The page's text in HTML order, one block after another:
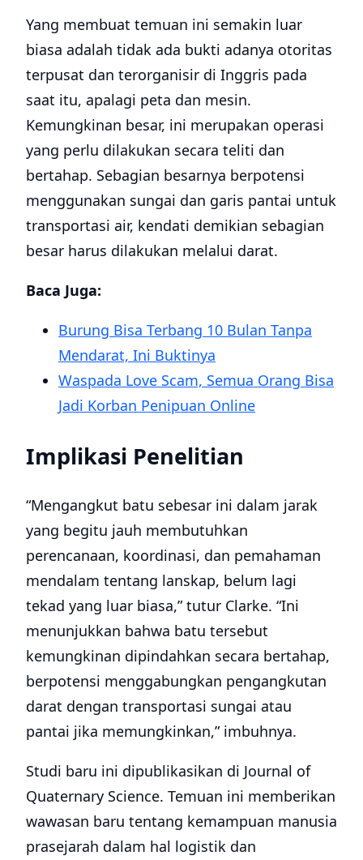
Yang membuat temuan ini semakin luar
biasa adalah tidak ada bukti adanya otoritas
terpusat dan terorganisir di Inggris pada
saat itu, apalagi peta dan mesin.
Kemungkinan besar, ini merupakan operasi
yang perlu dilakukan secara teliti dan
bertahap. Sebagian besarnya berpotensi
menggunakan sungai dan garis pantai untuk
transportasi air, kendati demikian sebagian
besar harus dilakukan melalui darat.
Baca Juga:
Burung Bisa Terbang 10 Bulan Tanpa
Mendarat, Ini Buktinya
Waspada Love Scam, Semua Orang Bisa
Jadi Korban Penipuan Online
Implikasi Penelitian
“Mengangkut batu sebesar ini dalam jarak
yang begitu jauh membutuhkan
perencanaan, koordinasi, dan pemahaman
mendalam tentang lanskap, belum lagi
tekad yang luar biasa,” tutur Clarke. “Ini
menunjukkan bahwa batu tersebut
kemungkinan dipindahkan secara bertahap,
berpotensi menggabungkan pengangkutan
darat dengan transportasi sungai atau
pantai jika memungkinkan,” imbuhnya.
Studi baru ini dipublikasikan di Journal of
Quaternary Science. Temuan ini memberikan
wawasan baru tentang kemampuan manusia
prasejarah dalam hal logistik dan